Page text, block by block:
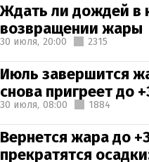
Ждать ли дождей в
возвращении жары
30 июля, 20:00 2315
Июль завершится
снова пригреет до
30 июля, 08:00 1884
Вернется жара до
прекратятся